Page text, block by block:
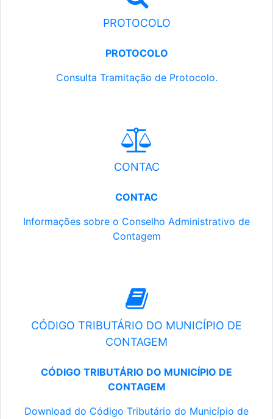
PROTOCOLO
PROTOCOLO
Consulta Tramitação de Protocolo.
CONTAC
CONTAC
Informações sobre o Conselho Administrativo de
Contagem
CÓDIGO TRIBUTÁRIO DO MUNICÍPIO DE
CONTAGEM
CÓDIGO TRIBUTÁRIO DO MUNICÍPIO DE
CONTAGEM
Download do Código Tributário do Município de